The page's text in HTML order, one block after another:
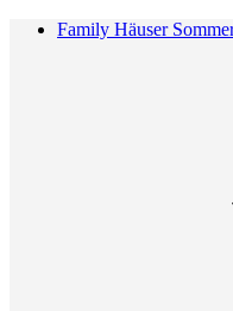
Family Häuser